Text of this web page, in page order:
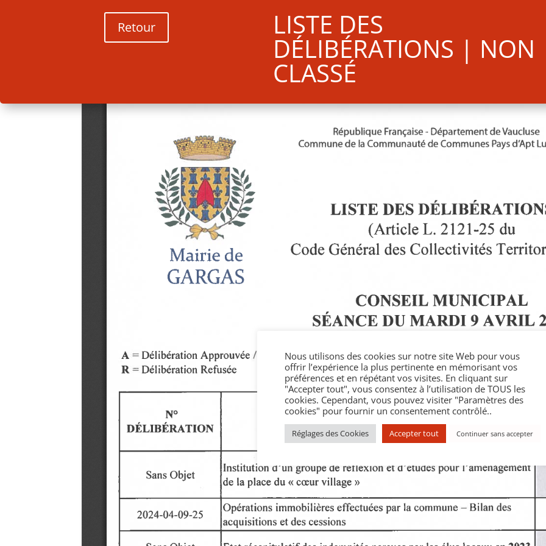
Retour LISTE DES
DÉLIBÉRATIONS | NON
CLASSÉ
Nous utilisons des cookies sur notre site Web pour vous
offrir l’expérience la plus pertinente en mémorisant vos
préférences et en répétant vos visites. En cliquant sur
"Accepter tout", vous consentez à l’utilisation de TOUS les
cookies. Cependant, vous pouvez visiter "Paramètres des
cookies" pour fournir un consentement contrôlé..
Réglages des Cookies Accepter tout Continuer sans accepter